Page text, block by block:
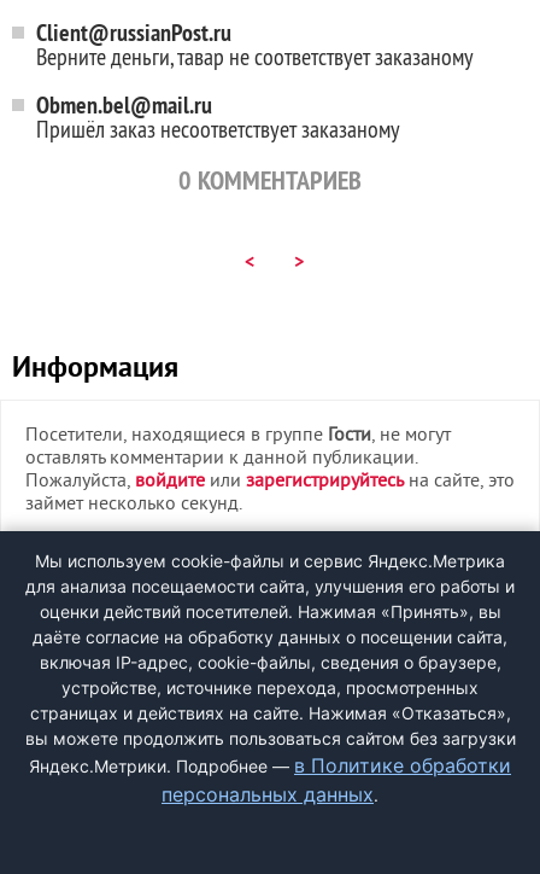
Client@russianPost.ru
Верните деньги, тавар не соответствует заказаному
Obmen.bel@mail.ru
Пришёл заказ несоответствует заказаному
0 КОММЕНТАРИЕВ
< >
Информация
Посетители, находящиеся в группе Гости, не могут
оставлять комментарии к данной публикации.
Пожалуйста, войдите или зарегистрируйтесьна сайте, это
займет несколько секунд.
ВХОД
РЕГИСТРАЦИЯ
Быстрая регистрациячерез соцсети:
Мы используем cookie-файлы и сервис Яндекс.Метрика
для анализа посещаемости сайта, улучшения его работы и
оценки действий посетителей. Нажимая «Принять», вы
даёте согласие на обработку данных о посещении сайта,
включая IP-адрес, cookie-файлы, сведения о браузере,
устройстве, источнике перехода, просмотренных
страницах и действиях на сайте. Нажимая «Отказаться»,
вы можете продолжить пользоваться сайтом без загрузки
Яндекс.Метрики. Подробнее — в Политике обработки
персональных данных.